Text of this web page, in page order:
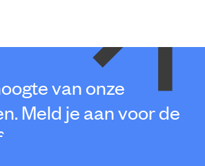
van onze
Meld je aan voor de